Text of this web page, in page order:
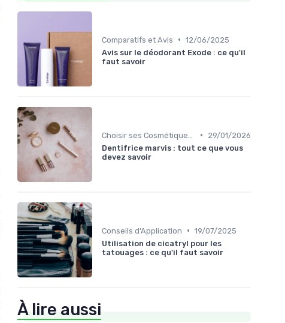
Comparatifs et Avis • 12/06/2025
Avis sur le déodorant Exode : ce qu'il
faut savoir
•
29/01/2026
Dentifrice marvis : tout ce que vous
devez savoir
Conseils d'Application • 19/07/2025
Utilisation de cicatryl pour les
tatouages : ce qu'il faut savoir
À lire aussi